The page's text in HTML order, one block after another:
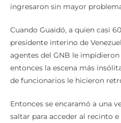
presidente interino de
agentes del GNB le impidieron
entonces la escena más
de funcionarios le hicieron
saltar para acceder al recinto
con un alto oficial de la GNB,